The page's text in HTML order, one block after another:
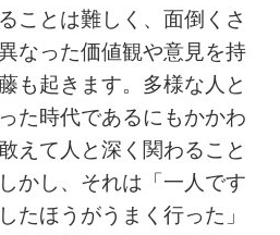
ことは難しく、面倒くさ
なった価値観や意見を持
も起きます。多様な人と
た時代であるにもかかわ
えて人と深く関わること
かし、それは「一人です
たほうがうまく行った」